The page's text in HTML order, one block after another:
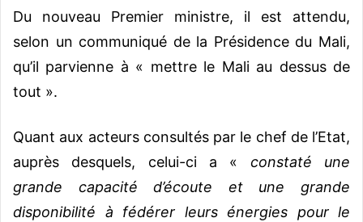
Du nouveau Premier ministre, il est attendu,
selon un communiqué de la Présidence du Mali,
qu’il parvienne à « mettre le Mali au dessus de
tout ».
Quant aux acteurs consultés par le chef de l’Etat,
auprès desquels, celui-ci a « constaté une
grande capacité d’écoute et une grande
disponibilité à fédérer leurs énergies pour le